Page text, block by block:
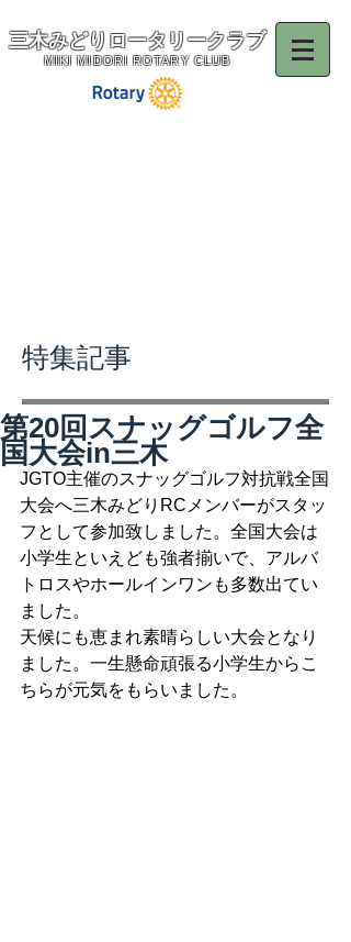
三木みどりロータリークラブ
MIKI MIDORI ROTARY CLUB
特集記事
第20回スナッグゴルフ全
国大会in三木
JGTO主催のスナッグゴルフ対抗戦全国
大会へ三木みどりRCメンバーがスタッ
フとして参加致しました。全国大会は
小学生といえども強者揃いで、アルバ
トロスやホールインワンも多数出てい
ました。
天候にも恵まれ素晴らしい大会となり
ました。一生懸命頑張る小学生からこ
ちらが元気をもらいました。